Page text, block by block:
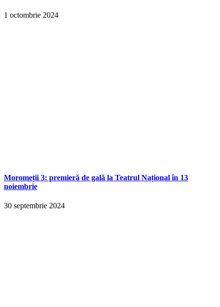
1 octombrie 2024
Moromeții 3: premieră de gală la Teatrul Național în 13
noiembrie
30 septembrie 2024